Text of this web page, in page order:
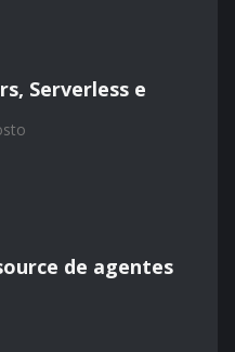
Serverless e
de agentes